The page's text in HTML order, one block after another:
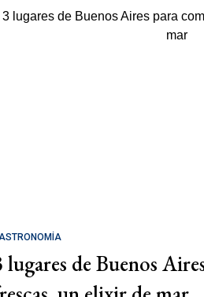
lugares de Buenos